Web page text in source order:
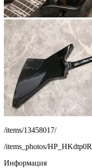
/items/13458017/
/items_photos/
Информация